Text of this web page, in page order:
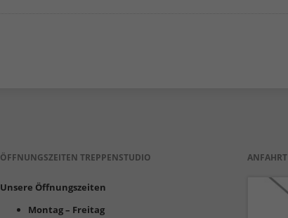
ÖFFNUNGSZEITEN TREPPENSTUDIO
Unsere Öffnungszeiten
Montag – Freitag
ANFAHRT